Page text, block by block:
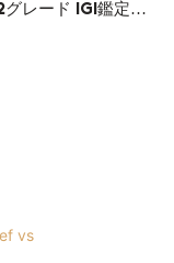
レード IGI鑑定書